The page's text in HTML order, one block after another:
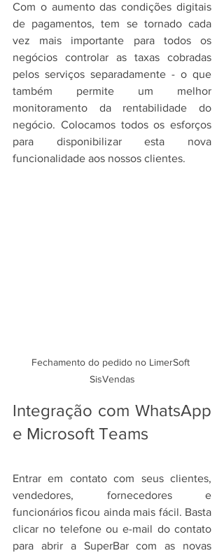
Com o aumento das condições digitais
de pagamentos, tem se tornado cada
vez mais importante para todos os
negócios controlar as taxas cobradas
pelos serviços separadamente - o que
também permite um melhor
monitoramento da rentabilidade do
negócio. Colocamos todos os esforços
para disponibilizar esta nova
funcionalidade aos nossos clientes.
Fechamento do pedido no LimerSoft
SisVendas
Integração com WhatsApp
e Microsoft Teams
Entrar em contato com seus clientes,
vendedores, fornecedores e
funcionários ficou ainda mais fácil. Basta
clicar no telefone ou e-mail do contato
para abrir a SuperBar com as novas